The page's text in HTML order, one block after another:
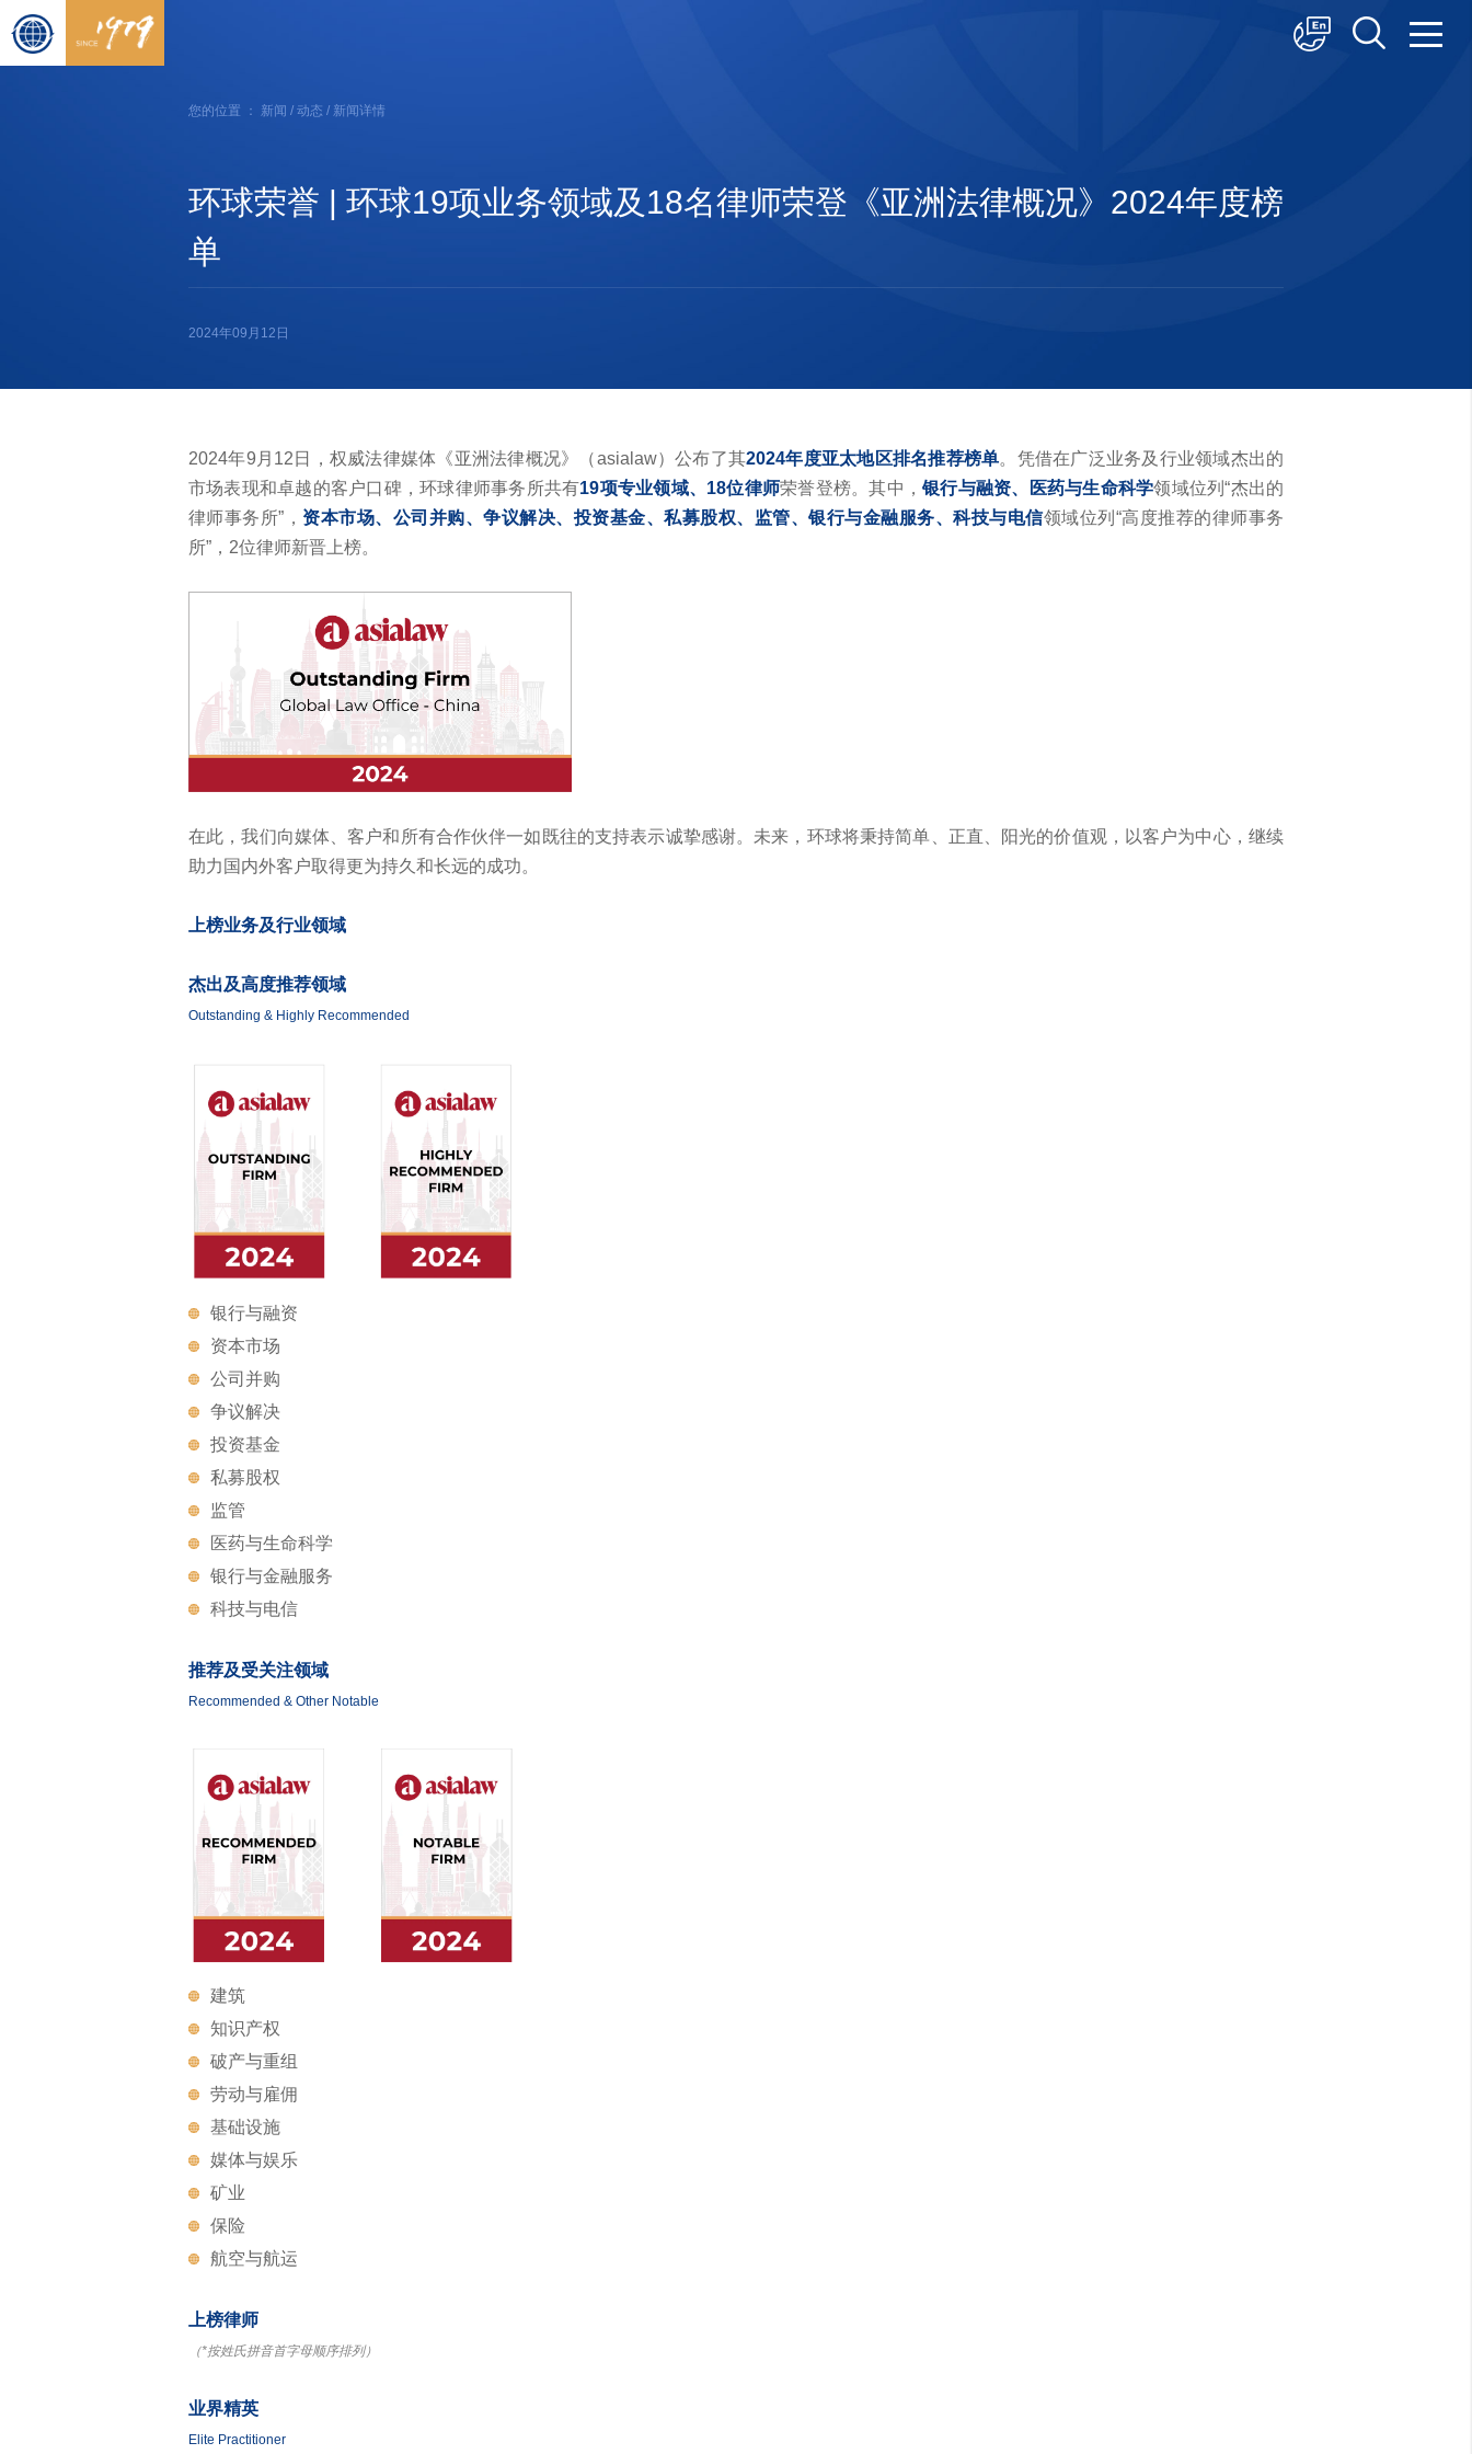
您的位置 ： 新闻 / 动态 / 新闻详情
环球荣誉 | 环球19项业务领域及18名律师荣登《亚洲法律概况》2024年度榜
单
2024年09月12日
2024年9月12日，权威法律媒体《亚洲法律概况》（asialaw）公布了其2024年度亚太地区排名推荐榜单。凭借在广泛业务及行业领域杰出的
市场表现和卓越的客户口碑，环球律师事务所共有19项专业领域、18位律师荣誉登榜。其中，银行与融资、医药与生命科学领域位列“杰出的
律师事务所”， 资本市场、公司并购、争议解决、投资基金、私募股权、监管、银行与金融服务、科技与电信领域位列“高度推荐的律师事务
所”，2位律师新晋上榜。
在此，我们向媒体、客户和所有合作伙伴一如既往的支持表示诚挚感谢。未来，环球将秉持简单、正直、阳光的价值观，以客户为中心，继续
助力国内外客户取得更为持久和长远的成功。
上榜业务及行业领域
杰出及高度推荐领域
Outstanding & Highly Recommended
银行与融资
资本市场
公司并购
争议解决
投资基金
私募股权
监管
医药与生命科学
银行与金融服务
科技与电信
推荐及受关注领域
Recommended & Other Notable
建筑
知识产权
破产与重组
劳动与雇佣
基础设施
媒体与娱乐
矿业
保险
航空与航运
上榜律师
（*按姓氏拼音首字母顺序排列）
业界精英
Elite Practitioner